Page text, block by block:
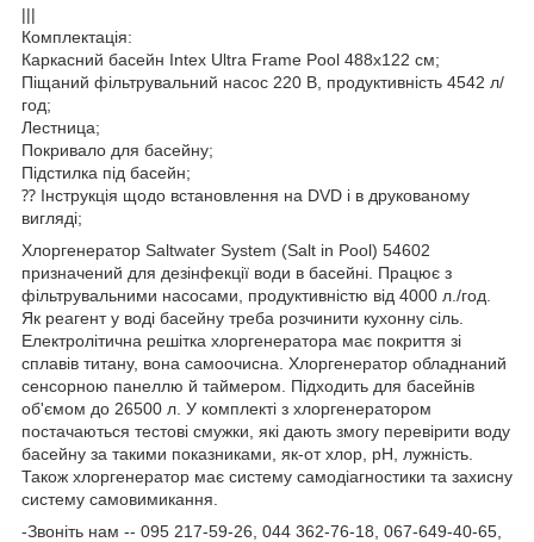
|||
Комплектація:
Каркасний басейн Intex Ultra Frame Pool 488х122 см;
Піщаний фільтрувальний насос 220 В, продуктивність 4542 л/
год;
Лестница;
Покривало для басейну;
Підстилка під басейн;
⁇ Інструкція щодо встановлення на DVD і в друкованому
вигляді;
Хлоргенератор Saltwater System (Salt in Pool) 54602
призначений для дезінфекції води в басейні. Працює з
фільтрувальними насосами, продуктивністю від 4000 л./год.
Як реагент у воді басейну треба розчинити кухонну сіль.
Електролітична решітка хлоргенератора має покриття зі
сплавів титану, вона самоочисна. Хлоргенератор обладнаний
сенсорною панеллю й таймером. Підходить для басейнів
об'ємом до 26500 л. У комплекті з хлоргенератором
постачаються тестові смужки, які дають змогу перевірити воду
басейну за такими показниками, як-от хлор, pH, лужність.
Також хлоргенератор має систему самодіагностики та захисну
систему самовимикання.
-Звоніть нам -- 095 217-59-26, 044 362-76-18, 067-649-40-65,